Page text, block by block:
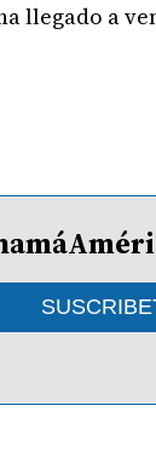
llegado a